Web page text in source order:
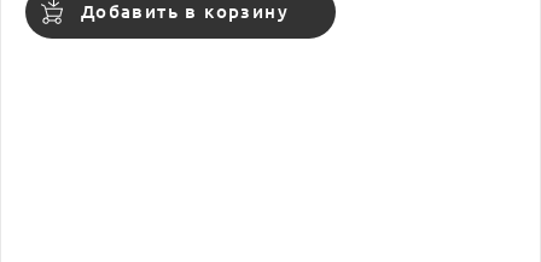
Добавить в корзину